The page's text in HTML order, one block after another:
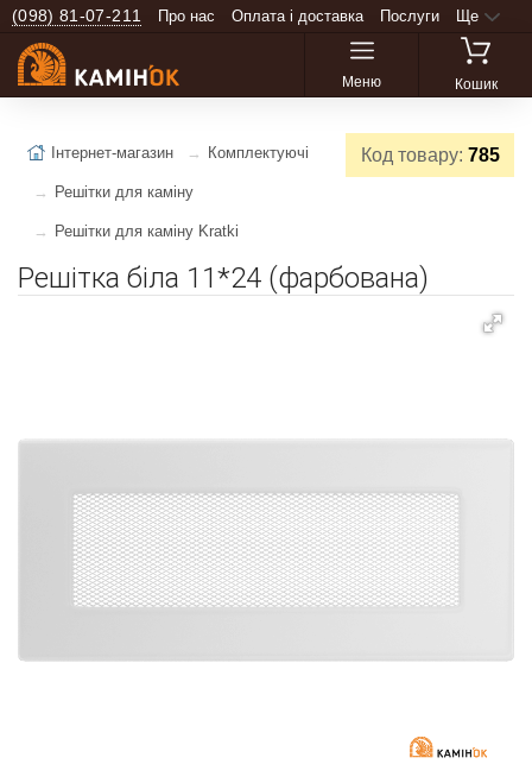
(098) 81-07-211 Про нас Оплата і доставка Послуги Ще
Меню Кошик
Код товару: 785
Інтернет-магазин Комплектуючі
Решітки для каміну
Решітки для каміну Kratki
Решітка біла 11*24 (фарбована)